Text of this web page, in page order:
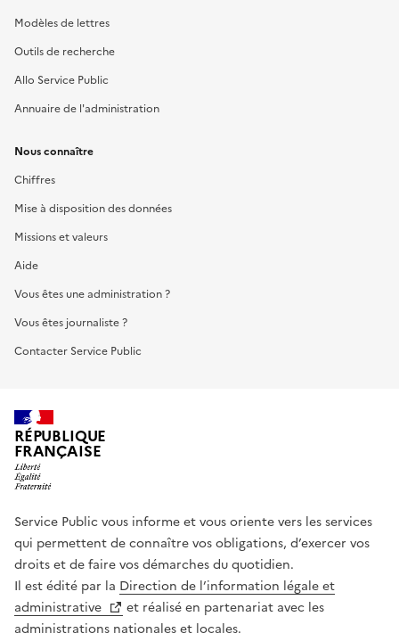
Modèles de lettres
Outils de recherche
Allo Service Public
Annuaire de l'administration
Nous connaître
Chiffres
Mise à disposition des données
Missions et valeurs
Aide
Vous êtes une administration ?
Vous êtes journaliste ?
Contacter Service Public
RÉPUBLIQUE
FRANÇAISE
Service Public vous informe et vous oriente vers les services
qui permettent de connaître vos obligations, d’exercer vos
droits et de faire vos démarches du quotidien.
Il est édité par la Direction de l’information légale et
administrative
et réalisé en partenariat avec les